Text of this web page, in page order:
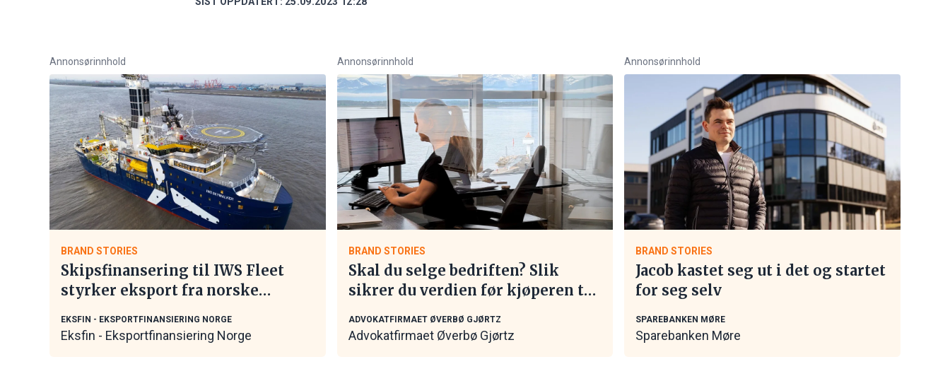
Annonsørinnhold
BRAND STORIES
Skipsfinansering til IWS Fleet
styrker eksport fra norske
EKSFIN - EKSPORTFINANSIERING NORGE
Eksfin - Eksportfinansiering Norge
Annonsørinnhold
BRAND STORIES
Skal du selge bedriften? Slik
sikrer du verdien før kjøperen tar
ADVOKATFIRMAET ØVERBØ GJØRTZ
Advokatfirmaet Øverbø Gjørtz
Annonsørinnhold
BRAND STORIES
Jacob kastet seg ut i det og startet
for seg selv
SPAREBANKEN MØRE
Sparebanken Møre